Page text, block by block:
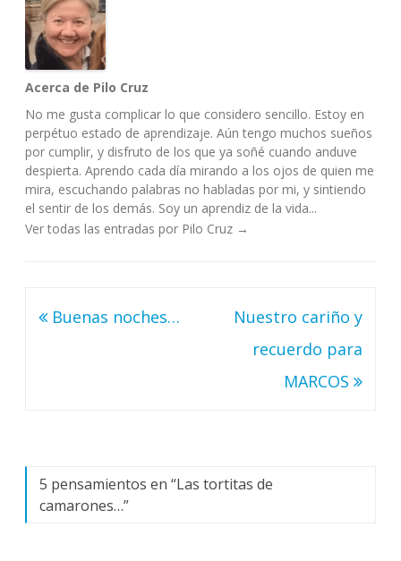
Acerca de Pilo Cruz
No me gusta complicar lo que considero sencillo. Estoy en
perpétuo estado de aprendizaje. Aún tengo muchos sueños
por cumplir, y disfruto de los que ya soñé cuando anduve
despierta. Aprendo cada día mirando a los ojos de quien me
mira, escuchando palabras no habladas por mi, y sintiendo
el sentir de los demás. Soy un aprendiz de la vida...
Ver todas las entradas por Pilo Cruz →
Navegación
Buenas noches…
Nuestro cariño y
recuerdo para
MARCOS
5 pensamientos en “Las tortitas de
camarones…”